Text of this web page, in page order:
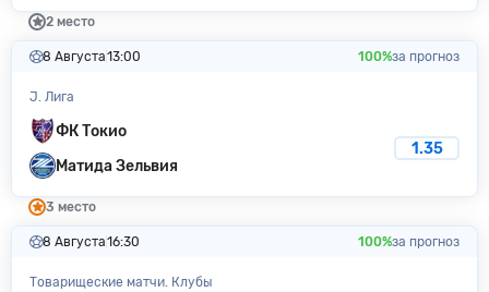
2 место
8 Августа13:00 100%за прогноз
J. Лига
ФК Токио
Матида Зельвия
1.35
3 место
8 Августа16:30 100%за прогноз
Товарищеские матчи. Клубы